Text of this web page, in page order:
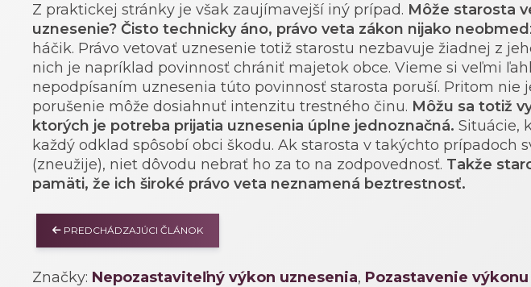
Z praktickej stránky je však zaujímavejší iný prípad. Môže starosta
uznesenie? Čisto technicky áno, právo veta zákon nijako
háčik. Právo vetovať uznesenie totiž starostu nezbavuje žiadnej z
nich je napríklad povinnosť chrániť majetok obce. Vieme si veľmi
nepodpísaním uznesenia túto povinnosť starosta poruší. Pritom nie
porušenie môže dosiahnuť intenzitu trestného činu. Môžu sa totiž
ktorých je potreba prijatia uznesenia úplne jednoznačná. Situácie,
každý odklad spôsobí obci škodu. Ak starosta v takýchto prípadoch
(zneužije), niet dôvodu nebrať ho za to na zodpovednosť. Takže
pamäti, že ich široké právo veta neznamená beztrestnosť.
PREDCHÁDZAJÚCI ČLÁNOK
Značky: Nepozastaviteľný výkon uznesenia, Pozastavenie